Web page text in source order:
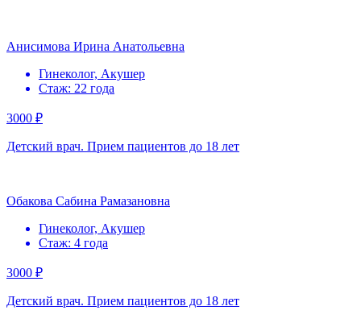
Анисимова Ирина Анатольевна
Гинеколог, Акушер
Стаж: 22 года
3000 ₽
Детский врач. Прием пациентов до 18 лет
Обакова Сабина Рамазановна
Гинеколог, Акушер
Стаж: 4 года
3000 ₽
Детский врач. Прием пациентов до 18 лет